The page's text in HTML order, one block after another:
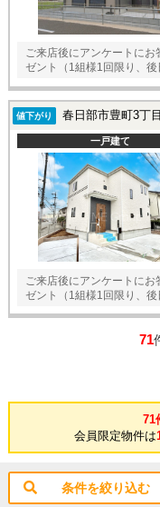
ご来店後にアンケートに
ゼント（1組様1回限り、後
値下がり 春日部市豊町3丁
一戸建て
ご来店後にアンケートに
ゼント（1組様1回限り、後
71
71
会員限定物件は
条件を絞り込む